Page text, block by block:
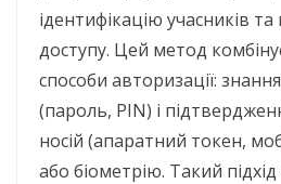
ідентифікацію учасників та
доступу. Цей метод
способи авторизації:
(пароль, PIN) і
носій (апаратний токен,
або біометрію. Такий